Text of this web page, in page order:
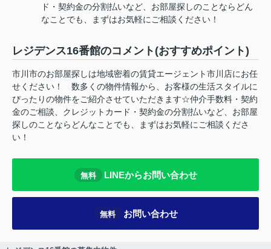
ド・契約金の分割払いなど、お部屋探しのことならどん
なことでも、まずはお気軽にご相談ください！
レジデンス16番館のコメント(おすすめポイント)
市川市のお部屋探しは地域密着の賃貸エージェント市川店にお任
せください！ 数多くの物件情報から、お客様の生活スタイルに
ぴったりの物件をご紹介させていただきます☆仲介手数料・契約
金のご相談、クレジットカード・契約金の分割払いなど、お部屋
探しのことならどんなことでも、まずはお気軽にご相談くださ
い！
無料 LINEからお問い合わせ
無料 お問い合わせ